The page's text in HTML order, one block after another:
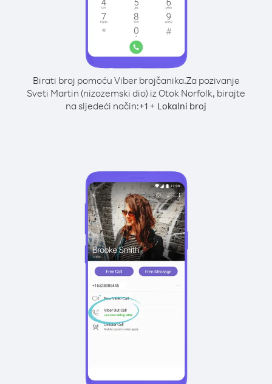
Birati broj pomoću Viber brojčanika.Za pozivanje
Sveti Martin (nizozemski dio) iz Otok Norfolk, birajte
na sljedeći način:+1 + Lokalni broj